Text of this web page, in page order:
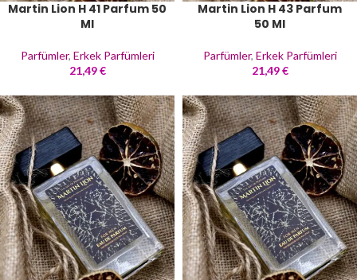
Martin Lion H 41 Parfum 50
Ml
Parfümler, Erkek Parfümleri
21,49€
Martin Lion H 43 Parfum
50 Ml
Parfümler, Erkek Parfümleri
21,49€